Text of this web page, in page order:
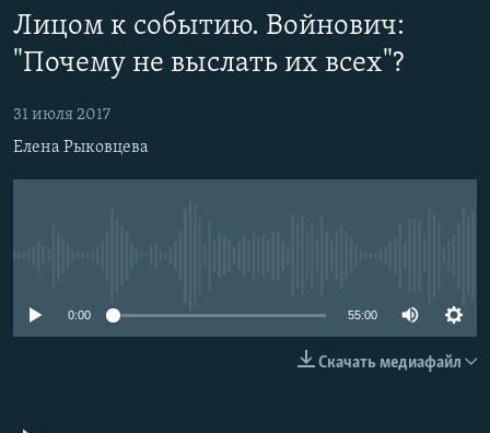
Вернутся
главной
Вернутся
поиску
МНЕНИЯ
КУЛЬТУРА
КАВКАЗ.РЕАЛИИ
СЕВЕР.РЕАЛИИ
Подписаться
Лицом к событию. Войнович:
"Почему не выслать их всех"?
31 июля 2017
Елена Рыковцева
0:00 55:00
Скачать медиафайл